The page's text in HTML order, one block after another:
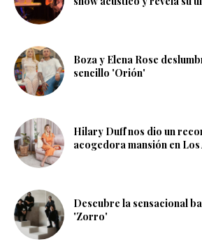
Boza y Elena Rose
sencillo 'Orión'
Hilary Duff nos dio un
acogedora mansión en Los
Descubre la sensacional
'Zorro'